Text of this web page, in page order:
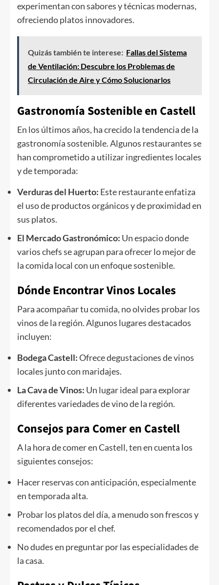
experimentan con sabores y técnicas modernas,
ofreciendo platos innovadores.
Quizás también te interese: Fallas del Sistema
de Ventilación: Descubre los Problemas de
Circulación de Aire y Cómo Solucionarlos
Gastronomía Sostenible en Castell
En los últimos años, ha crecido la tendencia de la
gastronomía sostenible. Algunos restaurantes se
han comprometido a utilizar ingredientes locales
y de temporada:
Verduras del Huerto: Este restaurante enfatiza
el uso de productos orgánicos y de proximidad en
sus platos.
El Mercado Gastronómico: Un espacio donde
varios chefs se agrupan para ofrecer lo mejor de
la comida local con un enfoque sostenible.
Dónde Encontrar Vinos Locales
Para acompañar tu comida, no olvides probar los
vinos de la región. Algunos lugares destacados
incluyen:
Bodega Castell:Ofrece degustaciones de vinos
locales junto con maridajes.
La Cava de Vinos: Un lugar ideal para explorar
diferentes variedades de vino de la región.
Consejos para Comer en Castell
A la hora de comer en Castell, ten en cuenta los
siguientes consejos:
Hacer reservas con anticipación, especialmente
en temporada alta.
Probar los platos del día, a menudo son frescos y
recomendados por el chef.
No dudes en preguntar por las especialidades de
la casa.